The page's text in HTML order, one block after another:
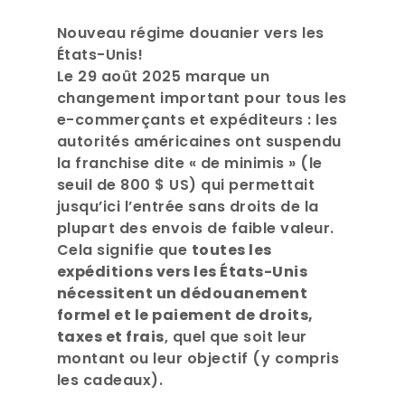
Nouveau régime douanier vers les
États-Unis!
Le 29 août 2025 marque un
changement important pour tous les
e-commerçants et expéditeurs : les
autorités américaines ont suspendu
la franchise dite « de minimis » (le
seuil de 800 $ US) qui permettait
jusqu’ici l’entrée sans droits de la
plupart des envois de faible valeur.
Cela signifie que toutes les
expéditions vers les États-Unis
nécessitent un dédouanement
formel et le paiement de droits,
taxes et frais, quel que soit leur
montant ou leur objectif (y compris
les cadeaux).